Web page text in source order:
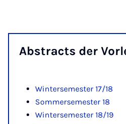
Ab­stracts der
Wintersemester 17/18
Sommersemester 18
Wintersemester 18/19